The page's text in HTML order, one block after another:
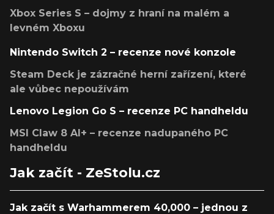
Xbox Series S – dojmy z hraní na malém a
levném Xboxu
Nintendo Switch 2 – recenze nové konzole
Steam Deck je zázračné herní zařízení, které
ale vůbec nepoužívám
Lenovo Legion Go S – recenze PC handheldu
MSI Claw 8 AI+ – recenze nadupaného PC
handheldu
Jak začít - ZeStolu.cz
Jak začít s Warhammerem 40,000 – jednou z